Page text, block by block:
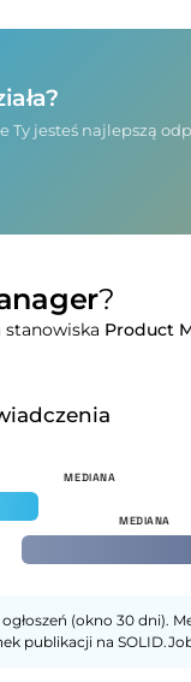
Ty jesteś najlepszą
?
stanowiska Product
(okno 30 dni).
publikacji na